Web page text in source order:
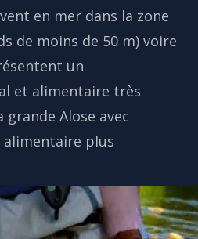
en mer dans la zone
de moins de 50 m) voire
un
et alimentaire très
grande Alose avec
plus